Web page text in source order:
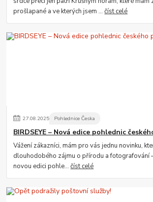
prošlapané a ve kterých jsem ...číst celé
27.08.2025 Pohlednice Česka
BIRDSEYE – Nová edice pohlednic
Vážení zákazníci, mám pro vás jednu novinku,
dlouhodobého zájmu o přírodu a fotografování
novou edici pohle...číst celé